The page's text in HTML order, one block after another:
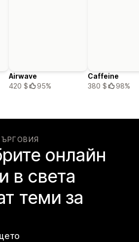
Airwave
420 $
95%
Caffeine
380 $
98%
онлайн
в света
теми за